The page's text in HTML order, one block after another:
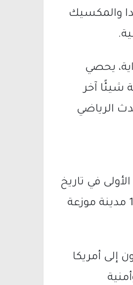
والمكسيك
يحصي
شيئًا آخر
الرياضي
48 منتخبًا للمرة الأولى في تاريخ
البطولة، وستقام خلالها 104 مباريات على مدار 39 يومًا في 16 مدينة موزعة
سيتوافدون إلى أمريكا